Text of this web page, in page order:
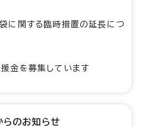
に関する臨時措置の延長につ
金を募集しています
らのお知らせ